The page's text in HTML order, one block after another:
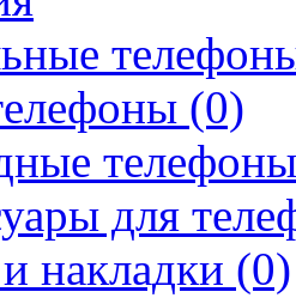
(0)
для
накладки (0)